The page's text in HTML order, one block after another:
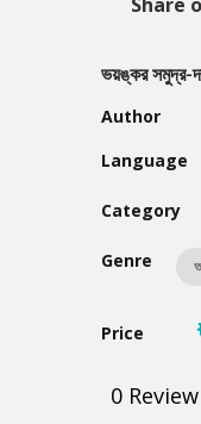
ভয়ঙ্কর সমুদ্র-
Author
Language
Category
Genre
Price
0 Review